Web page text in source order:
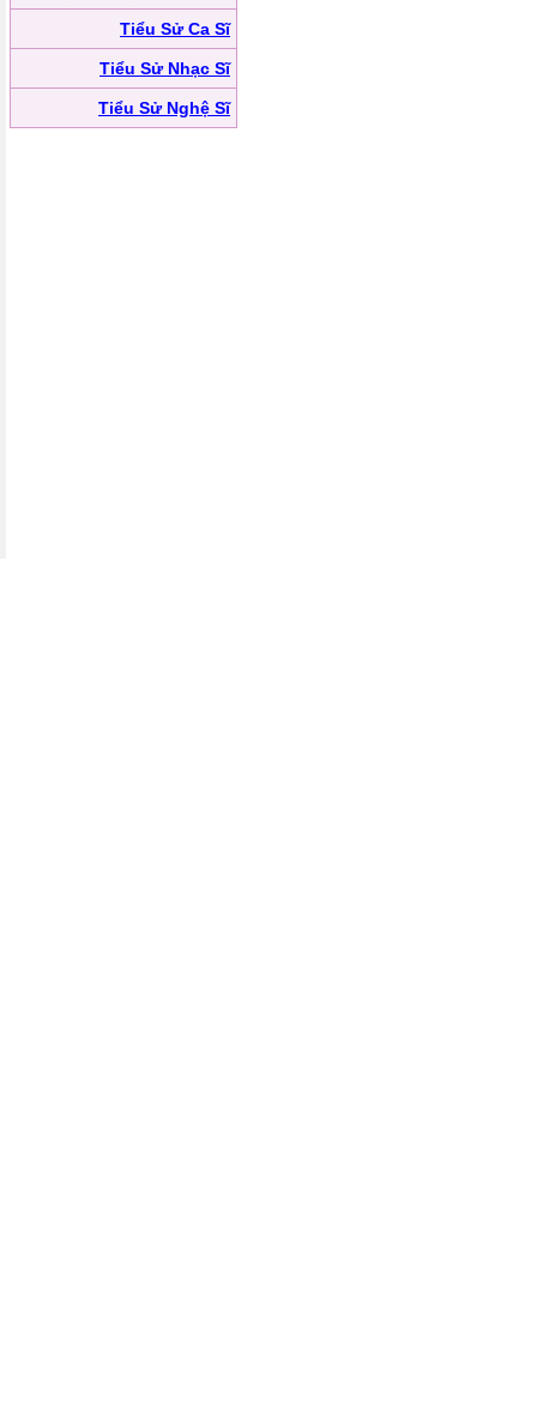
Tiểu Sử Ca Sĩ
Tiểu Sử Nhạc Sĩ
Tiểu Sử Nghệ Sĩ